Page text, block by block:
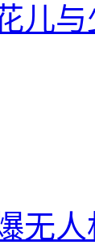
儿
无